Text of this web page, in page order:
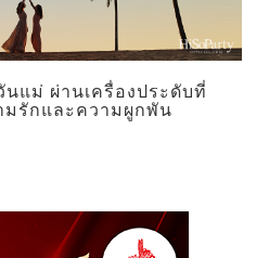
นแม่ ผ่านเครื่องประดับที่
มรักและความผูกพัน